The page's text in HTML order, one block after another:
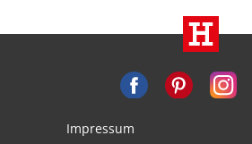
Impressum